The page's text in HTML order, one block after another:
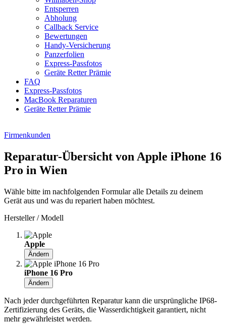
Entsperren
Abholung
Callback Service
Bewertungen
Handy-Versicherung
Panzerfolien
Express-Passfotos
Geräte Retter Prämie
FAQ
Express-Passfotos
MacBook Reparaturen
Geräte Retter Prämie
Firmenkunden
Reparatur-Übersicht von Apple iPhone 16
Pro in Wien
Wähle bitte im nachfolgenden Formular alle Details zu deinem
Gerät aus und was du repariert haben möchtest.
Hersteller / Modell
Apple
Ändern
iPhone 16 Pro
Ändern
Nach jeder durchgeführten Reparatur kann die ursprüngliche IP68-
Zertifizierung des Geräts, die Wasserdichtigkeit garantiert, nicht
mehr gewährleistet werden.